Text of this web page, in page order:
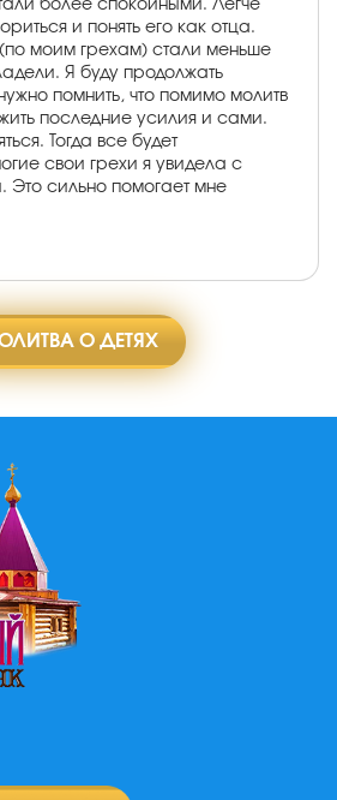
более спокойными. Легче
и понять его как отца.
моим грехам) стали меньше
Я буду продолжать
помнить, что помимо молитв
последние усилия и сами.
Тогда все будет
свои грехи я увидела с
Это сильно помогает мне
О ДЕТЯХ